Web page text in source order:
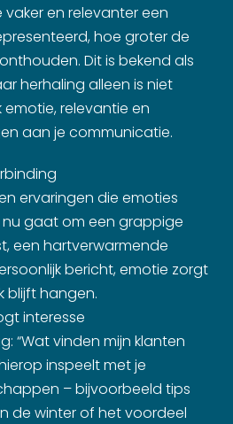
en relevanter een
hoe groter de
Dit is bekend als
herhaling alleen is niet
relevantie en
aan je communicatie.
ervaringen die emoties
gaat om een grappige
een hartverwarmende
bericht, emotie zorgt
blijft hangen.
interesse
“Wat vinden mijn klanten
inspeelt met je
– bijvoorbeeld tips
de winter of het voordeel